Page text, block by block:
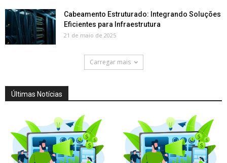
Cabeamento Estruturado: Integrando Soluções
Eficientes para Infraestrutura
21 de maio de 2025
Carregar mais
Últimas Notícias